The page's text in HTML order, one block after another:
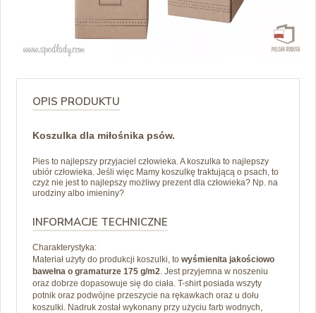
OPIS PRODUKTU
Koszulka dla miłośnika psów.
Pies to najlepszy przyjaciel człowieka. A koszulka to najlepszy
ubiór człowieka. Jeśli więc Mamy koszulkę traktującą o psach, to
czyż nie jest to najlepszy możliwy prezent dla człowieka? Np. na
urodziny albo imieniny?
INFORMACJE TECHNICZNE
Charakterystyka:
Materiał użyty do produkcji koszulki, to wyśmienita jakościowo
bawełna o gramaturze 175 g/m2. Jest przyjemna w noszeniu
oraz dobrze dopasowuje się do ciała. T-shirt posiada wszyty
potnik oraz podwójne przeszycie na rękawkach oraz u dołu
koszulki. Nadruk został wykonany przy użyciu farb wodnych,